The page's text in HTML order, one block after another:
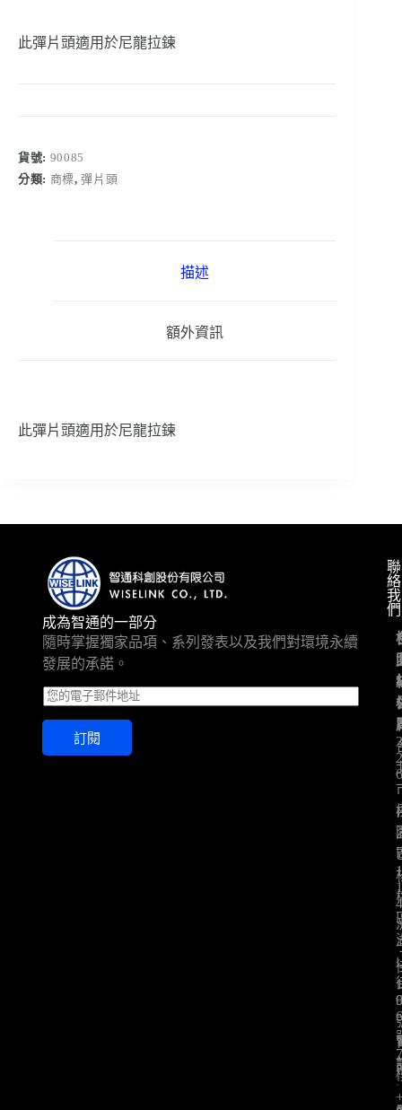
此彈片頭適用於尼龍拉鍊
貨號: 90085
分類: 商標,彈片頭
描述
額外資訊
此彈片頭適用於尼龍拉鍊
成為智通的一部分
隨時掌握獨家品項、系列發表以及我們對環境永續
發展的承諾。
E
m
a
l
訂閱
聯
絡
我
們
: